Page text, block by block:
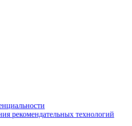
рекомендательных технологий